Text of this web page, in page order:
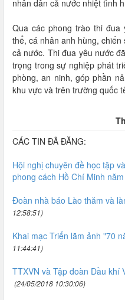
nhân dân cả nước nhiệt tình
Qua các phong trào thi
thể, cá nhân anh hùng,
cả nước. Thi đua yêu nước
trọng trong sự nghiệp phát
phòng, an ninh, góp phần
khu vực và trên trường quốc
CÁC TIN ĐÃ ĐĂNG:
Hội nghị chuyên đề học tập
phong cách Hồ Chí Minh
Đoàn nhà báo Lào thăm và
12:58:51)
Khai mạc Triển lãm ảnh "70
11:44:41)
TTXVN và Tập đoàn Dầu khí
(24/05/2018 10:30:06)